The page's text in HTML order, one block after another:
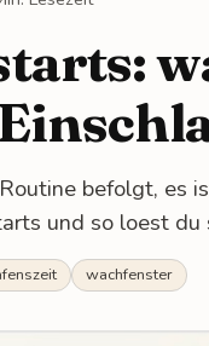
befolgt, es
und so loest du
wachfenster